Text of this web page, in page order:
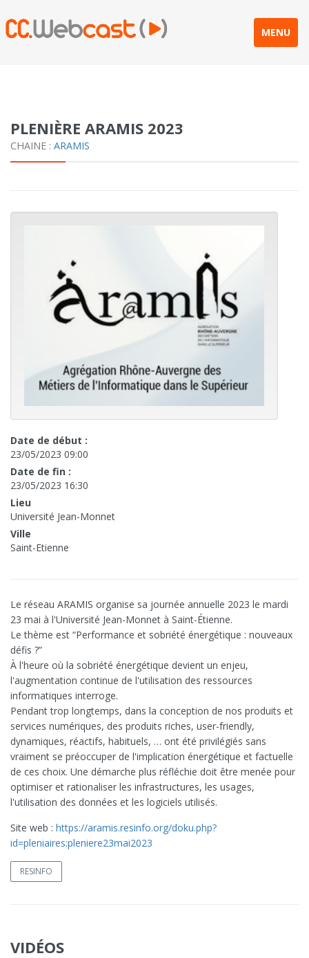
MENU
PLENIÈRE ARAMIS 2023
CHAINE : ARAMIS
Date de début :
23/05/2023 09:00
Date de fin :
23/05/2023 16:30
Lieu
Université Jean-Monnet
Ville
Saint-Etienne
Le réseau ARAMIS organise sa journée annuelle 2023 le mardi
23 mai à l'Université Jean-Monnet à Saint-Étienne.
Le thème est “Performance et sobriété énergétique : nouveaux
défis ?”
À l'heure où la sobriété énergétique devient un enjeu,
l'augmentation continue de l'utilisation des ressources
informatiques interroge.
Pendant trop longtemps, dans la conception de nos produits et
services numériques, des produits riches, user-friendly,
dynamiques, réactifs, habituels, … ont été privilégiés sans
vraiment se préoccuper de l'implication énergétique et factuelle
de ces choix. Une démarche plus réfléchie doit être menée pour
optimiser et rationaliser les infrastructures, les usages,
l'utilisation des données et les logiciels utilisés.
Site web : https://aramis.resinfo.org/doku.php?
id=pleniaires:pleniere23mai2023
RESINFO
VIDÉOS